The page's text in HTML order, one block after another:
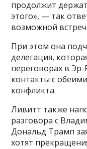
продолжит
этого», — так
возможной
При этом она
делегация,
переговорах в
контакты с
конфликта.
Ливитт также
разговора с
Дональд Трамп
хотят